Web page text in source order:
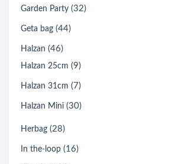
Garden Party (32)
Geta bag (44)
Halzan (46)
Halzan 25cm (9)
Halzan 31cm (7)
Halzan Mini (30)
Herbag (28)
In the-loop (16)